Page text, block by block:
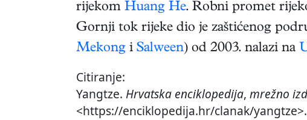
rijekom Huang He. Robni promet
Gornji tok rijeke dio je zaštićenog
Mekong i Salween) od 2003. nalazi na
Citiranje:
Yangtze. Hrvatska enciklopedija, mrežno
<https://enciklopedija.hr/clanak/yangtze>.